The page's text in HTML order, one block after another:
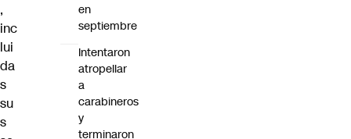
,
inc
lui
da
s
su
s
en
septiembre
Intentaron
atropellar
a
carabineros
y
terminaron